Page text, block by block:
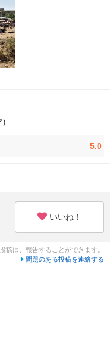
5.0
いいね！
稿は、報告することができます。
問題のある投稿を連絡する